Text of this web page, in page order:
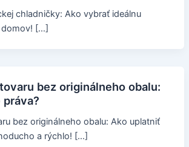
chladničky: Ako vybrať ideálnu
[…]
bez originálneho obalu:
práva?
bez originálneho obalu: Ako uplatniť
a rýchlo! […]